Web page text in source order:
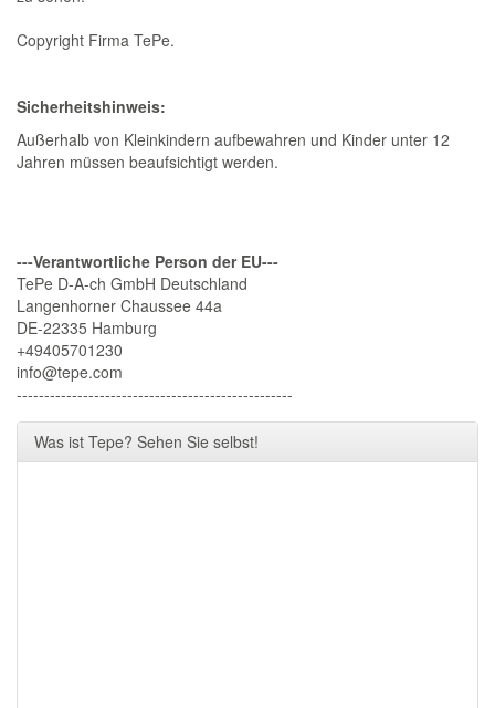
Copyright Firma TePe.
Sicherheitshinweis:
Außerhalb von Kleinkindern aufbewahren und Kinder unter 12
Jahren müssen beaufsichtigt werden.
---Verantwortliche Person der EU---
TePe D-A-ch GmbH Deutschland
Langenhorner Chaussee 44a
DE-22335 Hamburg
+49405701230
info@tepe.com
--------------------------------------------------
Was ist Tepe? Sehen Sie selbst!